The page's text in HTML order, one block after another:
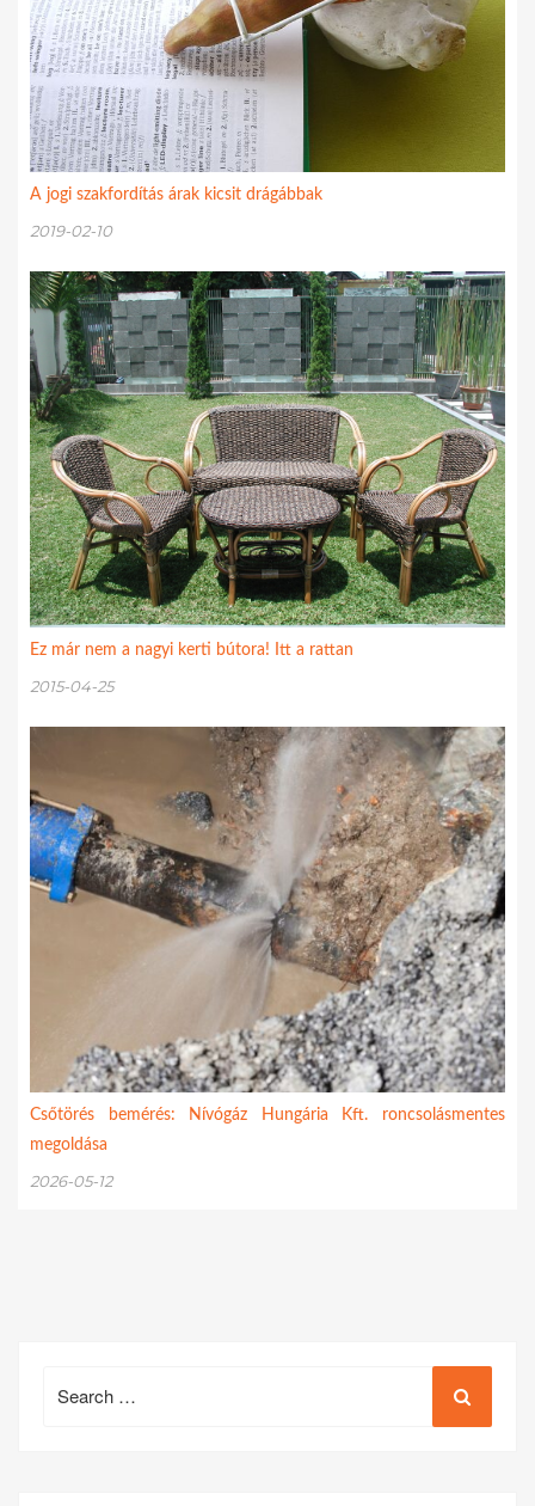
A jogi szakfordítás árak kicsit drágábbak
2019-02-10
Ez már nem a nagyi kerti bútora! Itt a rattan
2015-04-25
Csőtörés bemérés: Nívógáz Hungária Kft. roncsolásmentes
megoldása
2026-05-12
for: